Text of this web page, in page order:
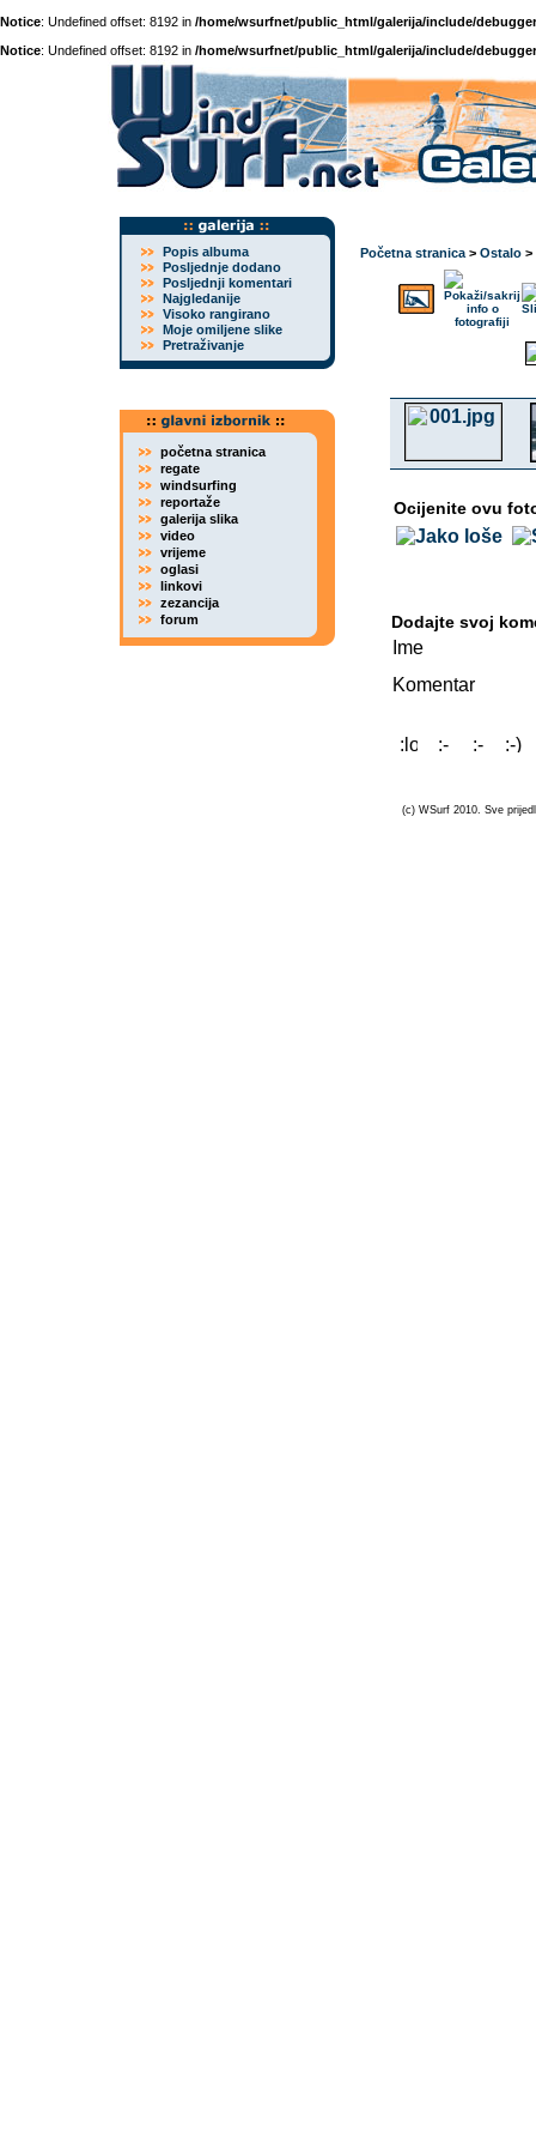
Notice: Undefined offset: 8192 in /home/wsurfnet/public_html/galerija/include/
Notice: Undefined offset: 8192 in /home/wsurfnet/public_html/galerija/include/
Popis albuma
Posljednje dodano
Posljednji komentari
Najgledanije
Visoko rangirano
Moje omiljene slike
Pretraživanje
početna stranica
regate
windsurfing
reportaže
galerija slika
video
vrijeme
oglasi
linkovi
zezancija
forum
Početna stranica > Ostalo >
Ocijenite ovu
Dodajte svoj
Ime
Komentar
(c) WSurf 2010. Sve